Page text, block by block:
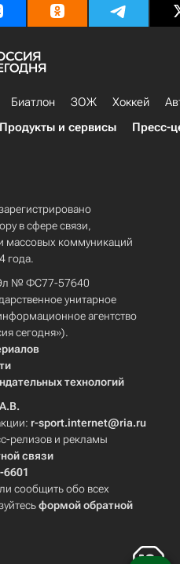
Биатлон ЗОЖ Хоккей
Продукты и сервисы Пресс-
в сфере связи,
массовых коммуникаций
года.
Эл № ФС77-57640
унитарное
агентство
сегодня»).
технологий
r-sport.internet@ria.ru
релизов и рекламы
связи
6601
сообщить обо всех
формой обратной